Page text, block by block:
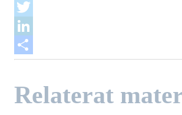
Facebook
Twitter
LinkedIn
Relaterat